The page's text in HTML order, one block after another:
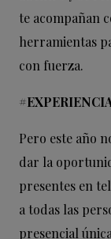
te acompañan
herramientas
con fuerza.
Pero este año
dar la
presentes en
a todas las
presencial